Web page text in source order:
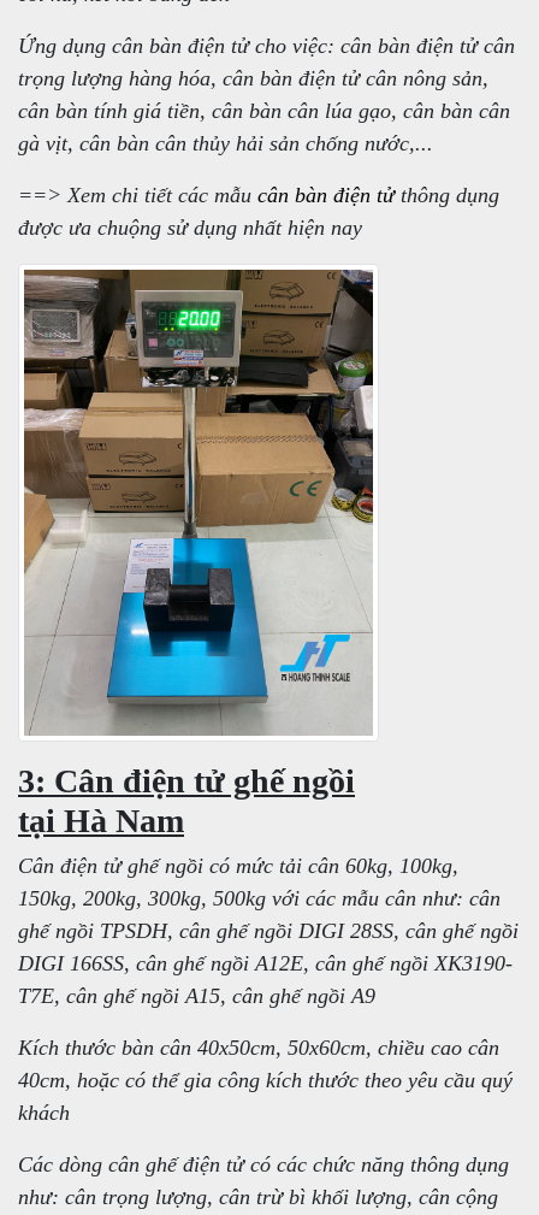
Ứng dụng cân bàn điện tử cho việc: cân bàn điện tử cân
trọng lượng hàng hóa, cân bàn điện tử cân nông sản,
cân bàn tính giá tiền, cân bàn cân lúa gạo, cân bàn cân
gà vịt, cân bàn cân thủy hải sản chống nước,...
==> Xem chi tiết các mẫu cân bàn điện tửthông dụng
được ưa chuộng sử dụng nhất hiện nay
3: Cân điện tử ghế ngồi
tại Hà Nam
Cân điện tử ghế ngồi có mức tải cân 60kg, 100kg,
150kg, 200kg, 300kg, 500kg với các mẫu cân như: cân
ghế ngồi TPSDH, cân ghế ngồi DIGI 28SS, cân ghế ngồi
DIGI 166SS, cân ghế ngồi A12E, cân ghế ngồi XK3190-
T7E, cân ghế ngồi A15, cân ghế ngồi A9
Kích thước bàn cân 40x50cm, 50x60cm, chiều cao cân
40cm, hoặc có thể gia công kích thước theo yêu cầu quý
khách
Các dòng cân ghế điện tử có các chức năng thông dụng
như: cân trọng lượng, cân trừ bì khối lượng, cân cộng